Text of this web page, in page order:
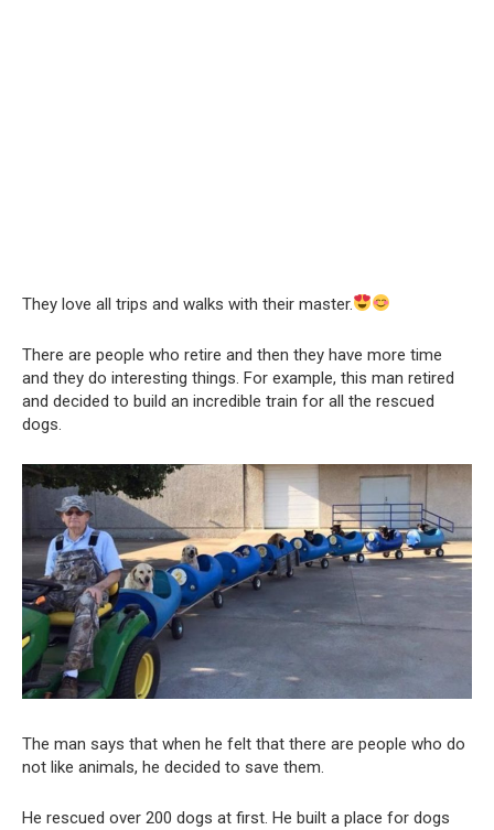
They love all trips and walks with their master.
There are people who retire and then they have more time
and they do interesting things. For example, this man retired
and decided to build an incredible train for all the rescued
dogs.
The man says that when he felt that there are people who do
not like animals, he decided to save them.
He rescued over 200 dogs at first. He built a place for dogs